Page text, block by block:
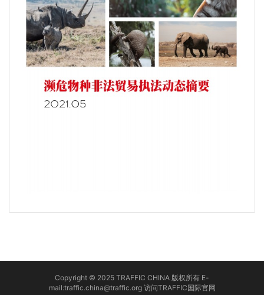
Copyright © 2025 TRAFFIC CHINA 版权所有 E-
mail:traffic.china@traffic.org 访问TRAFFIC国际官网